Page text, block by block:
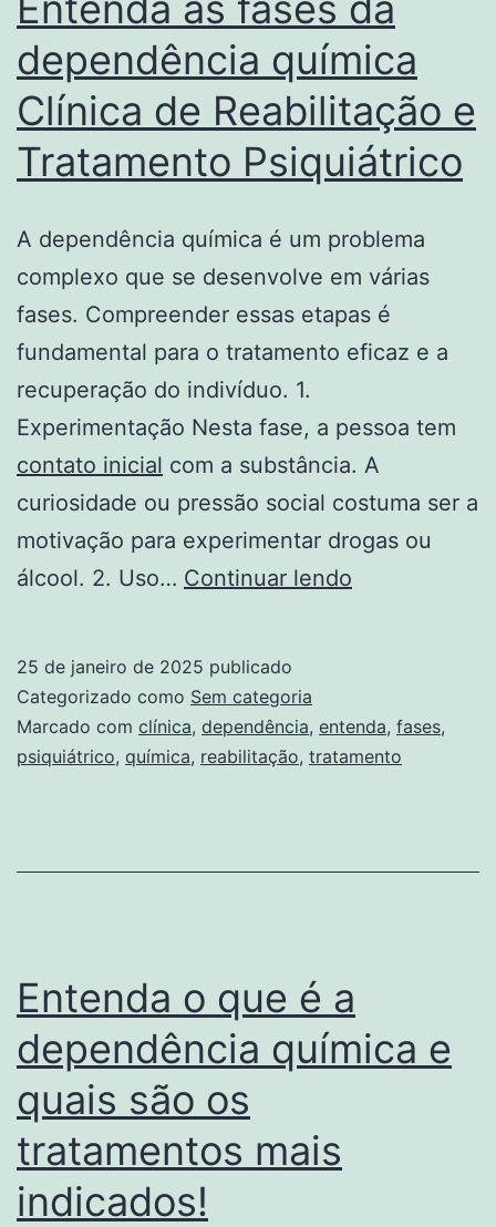
dependência química
Clínica de Reabilitação e
Tratamento Psiquiátrico
A dependência química é um problema
complexo que se desenvolve em várias
fases. Compreender essas etapas é
fundamental para o tratamento eficaz e a
recuperação do indivíduo. 1.
Experimentação Nesta fase, a pessoa tem
contato inicial com a substância. A
curiosidade ou pressão social costuma ser a
motivação para experimentar drogas ou
álcool. 2. Uso… Continuar lendo
dependência
química
Reabilitação
Psiquiátrico
25 de janeiro de 2025 publicado
Categorizado como Sem categoria
Marcado com clínica, dependência, entenda, fases,
psiquiátrico, química, reabilitação, tratamento
Entenda o que é a
dependência química e
quais são os
tratamentos mais
indicados!